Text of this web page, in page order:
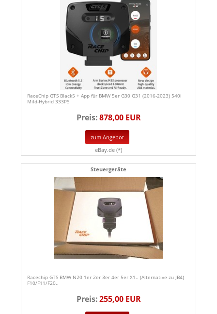
RaceChip GTS Black5 + App für BMW 5er G30 G31 (2016-2023) 540i
Mild-Hybrid 333PS
Preis:878,00 EUR
zum Angebot
eBay.de (*)
Steuergeräte
Racechip GTS BMW N20 1er 2er 3er 4er 5er X1.. (Alternative zu JB4)
F10/F11/F20..
Preis:255,00 EUR